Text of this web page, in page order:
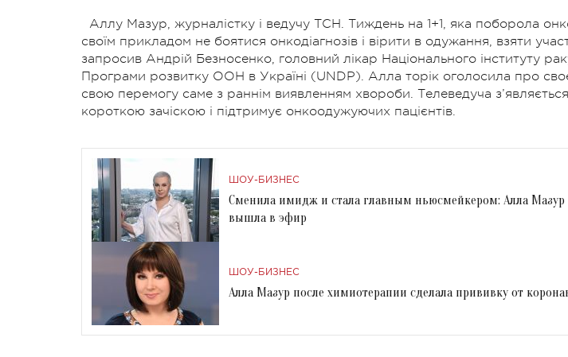
Аллу Мазур, журналістку і ведучу ТСН. Тиждень на 1+1, яка поборола
своїм прикладом не боятися онкодіагнозів і вірити в одужання, взяти
запросив Андрій Безносенко, головний лікар Національного інституту
Програми розвитку ООН в Україні (UNDP). Алла торік оголосила про
свою перемогу саме з раннім виявленням хвороби. Телеведуча
короткою зачіскою і підтримує онкоодужуючих пацієнтів.
ШОУ-БИЗНЕС
Сменила имидж и стала главным ньюсмейкером: Алла Мазур
вышла в эфир
ШОУ-БИЗНЕС
Алла Мазур после химиотерапии сделала прививку от